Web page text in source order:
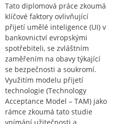
Tato diplomová práce zkoumá
klíčové faktory ovlivňující
přijetí umělé inteligence (UI) v
bankovnictví evropskými
spotřebiteli, se zvláštním
zaměřením na obavy týkající
se bezpečnosti a soukromí.
Využitím modelu přijetí
technologie (Technology
Acceptance Model – TAM) jako
rámce zkoumá tato studie
vnímání užitečnosti a